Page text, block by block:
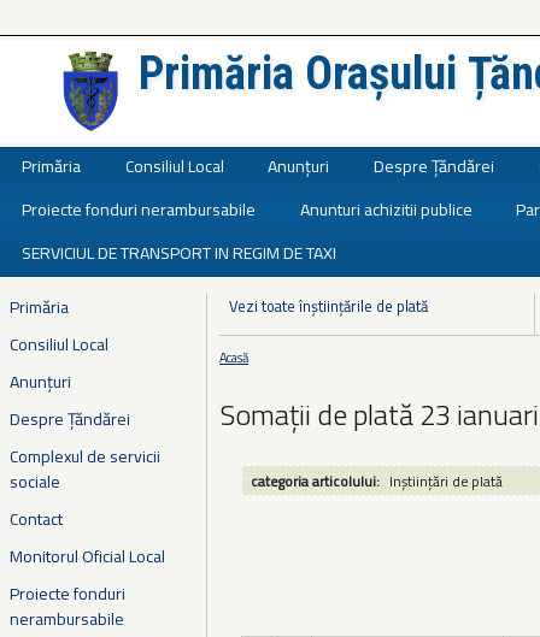
Primăria Orașului
Primăria Consiliul Local Anunțuri Despre Țăndărei
Proiecte fonduri nerambursabile
Anunturi achizitii publice
SERVICIUL DE TRANSPORT IN REGIM DE TAXI
Primăria
Consiliul Local
Anunțuri
Despre Țăndărei
Complexul de servicii
sociale
Contact
Monitorul Oficial Local
Proiecte fonduri
nerambursabile
Vezi toate înștiințările de plată
Eşti aici
Acasă
Somații de plată 23
categoria articolului: Inștiințări de plată